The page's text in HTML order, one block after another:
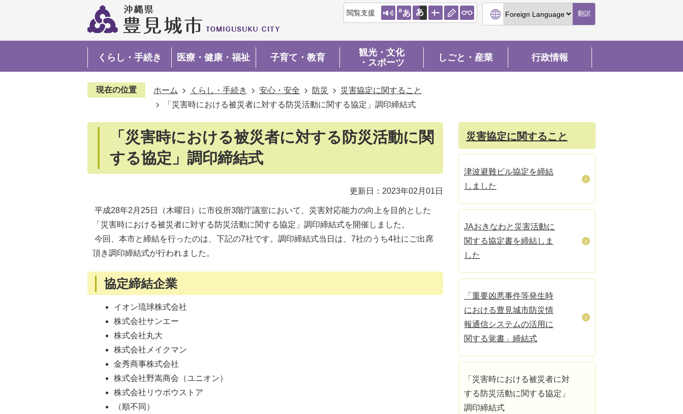
閲覧支援 翻訳
くらし・手続き 医療・健康・福祉 子育て・教育
観光・文化
・スポーツ
しごと・産業 行政情報
現在の位置 ホーム くらし・手続き 安心・安全 防災
災害協定に関すること
「災害時における被災者に対する防災活動に関する協定」調印締結式
「災害時における被災者に対する防災活動に関
する協定」調印締結式
更新日：2023年02月01日
平成28年2月25日（木曜日）に市役所3階庁議室において、災害対応能力の向上を目的とした
「災害時における被災者に対する防災活動に関する協定」調印締結式を開催しました。
今回、本市と締結を行ったのは、下記の7社です。調印締結式当日は、7社のうち4社にご出席
頂き調印締結式が行われました。
協定締結企業
イオン琉球株式会社
株式会社サンエー
株式会社丸大
株式会社メイクマン
金秀商事株式会社
株式会社野嵩商会（ユニオン）
株式会社リウボウストア
（順不同）
災害協定に関すること
津波避難ビル協定を締結
しました
JAおきなわと災害活動に
関する協定書を締結しま
した
「重要凶悪事件等発生時
における豊見城市防災情
報通信システムの活用に
関する覚書」締結式
「災害時における被災者に対
する防災活動に関する協定」
調印締結式